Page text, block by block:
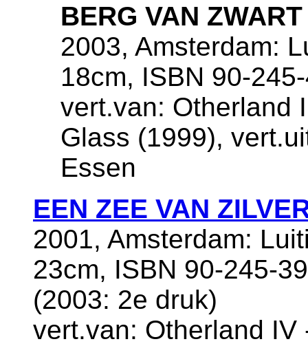
BERG VAN
2003, Amsterdam:
18cm, ISBN 90-
vert.van: Otherland
Glass (1999),
Essen
EEN ZEE VAN
2001, Amsterdam:
23cm, ISBN 90-245-
(2003: 2e druk)
vert.van: Otherland